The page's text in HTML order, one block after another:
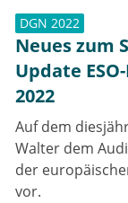
DGN 2022
Neues zum
Update
2022
Auf dem
Walter dem
der
vor.